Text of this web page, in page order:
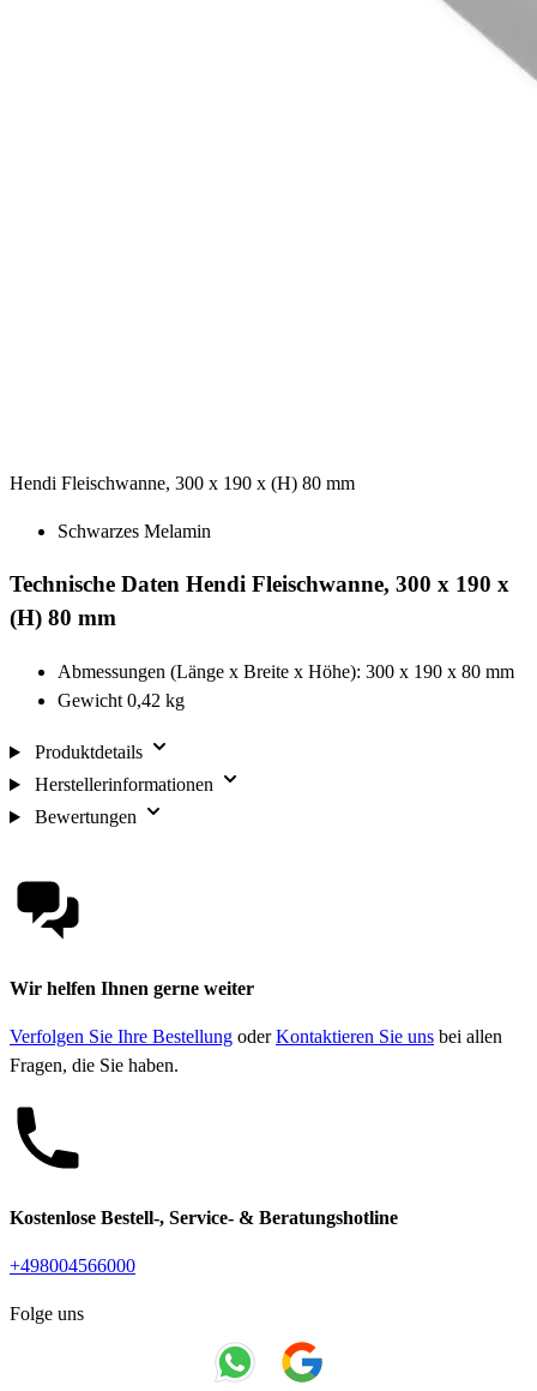
Hendi Fleischwanne, 300 x 190 x (H) 80 mm
Schwarzes Melamin
Technische Daten Hendi Fleischwanne, 300 x 190 x
(H) 80 mm
Abmessungen (Länge x Breite x Höhe): 300 x 190 x 80 mm
Gewicht 0,42 kg
Produktdetails
Herstellerinformationen
Bewertungen
Wir helfen Ihnen gerne weiter
Verfolgen Sie Ihre Bestellung oderKontaktieren Sie uns bei allen
Fragen, die Sie haben.
Kostenlose Bestell-, Service- & Beratungshotline
+498004566000
Folge uns